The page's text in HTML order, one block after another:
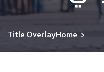
Home
Title Overlay